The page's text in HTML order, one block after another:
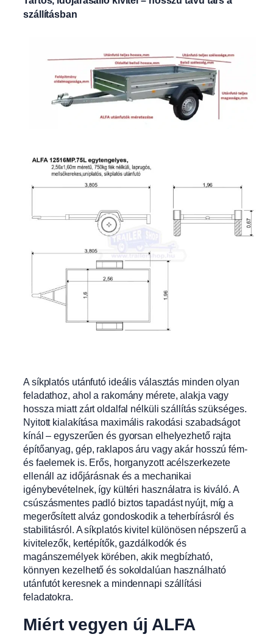
szállításban
A síkplatós utánfutó ideális választás minden olyan
feladathoz, ahol a rakomány mérete, alakja vagy
hossza miatt zárt oldalfal nélküli szállítás szükséges.
Nyitott kialakítása maximális rakodási szabadságot
kínál – egyszerűen és gyorsan elhelyezhető rajta
építőanyag, gép, raklapos áru vagy akár hosszú fém-
és faelemek is. Erős, horganyzott acélszerkezete
ellenáll az időjárásnak és a mechanikai
igénybevételnek, így kültéri használatra is kiváló. A
csúszásmentes padló biztos tapadást nyújt, míg a
megerősített alváz gondoskodik a teherbírásról és
stabilitásról. A síkplatós kivitel különösen népszerű a
kivitelezők, kertépítők, gazdálkodók és
magánszemélyek körében, akik megbízható,
könnyen kezelhető és sokoldalúan használható
utánfutót keresnek a mindennapi szállítási
feladatokra.
Miért vegyen új ALFA